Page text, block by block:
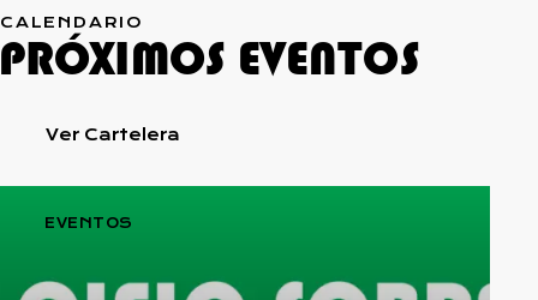
CALENDARIO
PRÓXIMOS EVENTOS
Ver Cartelera
EVENTOS